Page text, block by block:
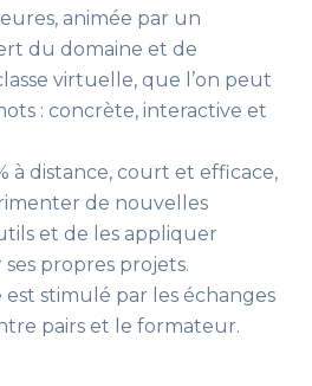
animée par un
du domaine et de
virtuelle, que l’on peut
: concrète, interactive et
à distance, court et efficace,
de nouvelles
et de les appliquer
propres projets.
est stimulé par les échanges
pairs et le formateur.